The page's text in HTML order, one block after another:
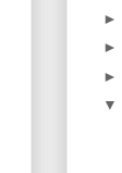
►
►
►
▼